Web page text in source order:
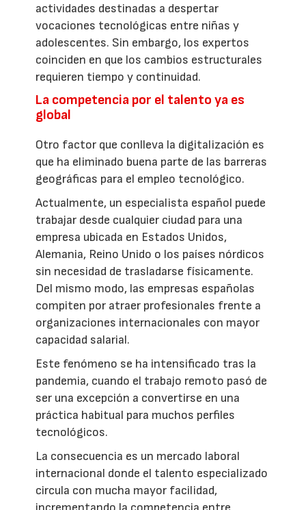
actividades destinadas a despertar
vocaciones tecnológicas entre niñas y
adolescentes. Sin embargo, los expertos
coinciden en que los cambios estructurales
requieren tiempo y continuidad.
La competencia por el talento ya es
global
Otro factor que conlleva la digitalización es
que ha eliminado buena parte de las barreras
geográficas para el empleo tecnológico.
Actualmente, un especialista español puede
trabajar desde cualquier ciudad para una
empresa ubicada en Estados Unidos,
Alemania, Reino Unido o los países nórdicos
sin necesidad de trasladarse físicamente.
Del mismo modo, las empresas españolas
compiten por atraer profesionales frente a
organizaciones internacionales con mayor
capacidad salarial.
Este fenómeno se ha intensificado tras la
pandemia, cuando el trabajo remoto pasó de
ser una excepción a convertirse en una
práctica habitual para muchos perfiles
tecnológicos.
La consecuencia es un mercado laboral
internacional donde el talento especializado
circula con mucha mayor facilidad,